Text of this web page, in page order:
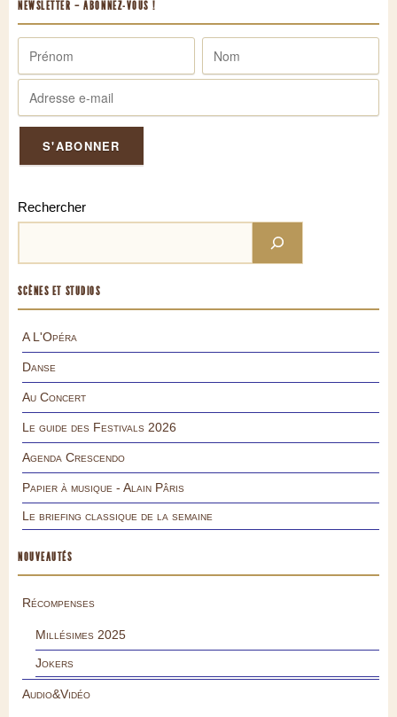
NEWSLETTER – ABONNEZ-VOUS !
Rechercher
SCÈNES ET STUDIOS
A L'Opéra
Danse
Au Concert
Le guide des Festivals 2026
Agenda Crescendo
Papier à musique - Alain Pâris
Le briefing classique de la semaine
NOUVEAUTÉS
Récompenses
Millésimes 2025
Jokers
Audio&Vidéo